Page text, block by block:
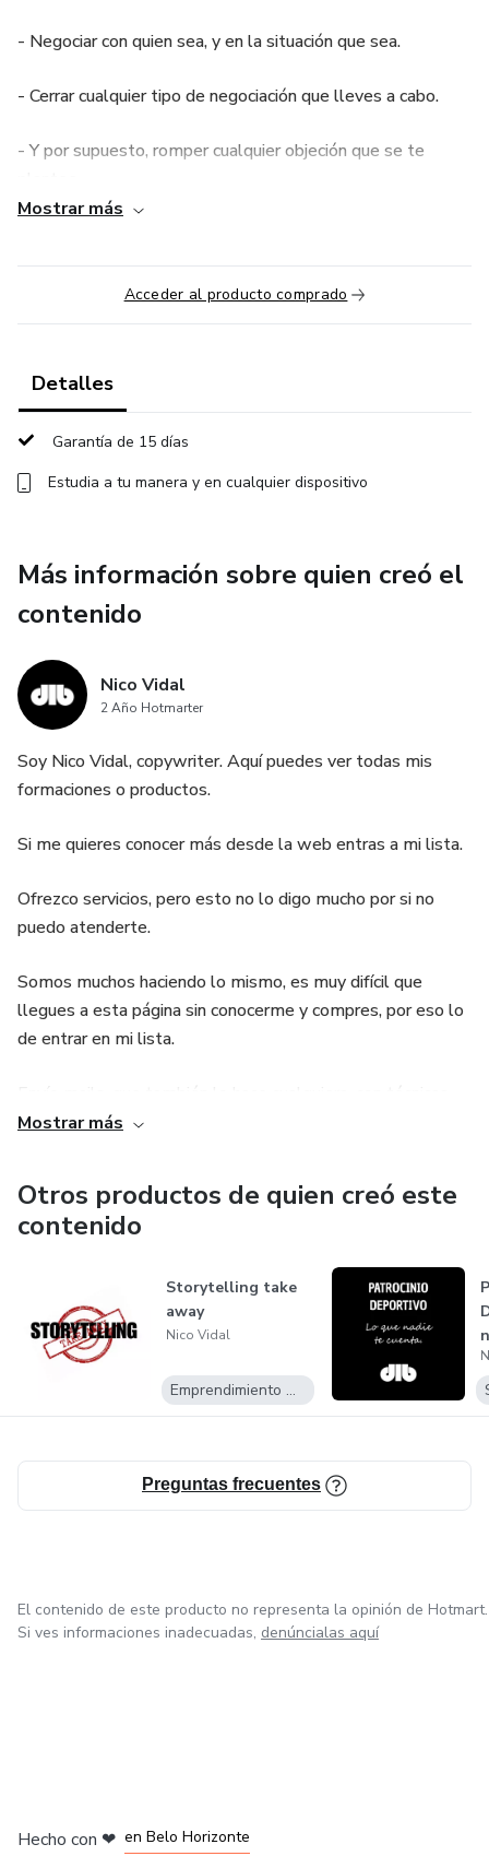
- Negociar con quien sea, y en la situación que sea.
- Cerrar cualquier tipo de negociación que lleves a cabo.
- Y por supuesto, romper cualquier objeción que se te
esa lista de contactos que tienes en el olvido, y son
clientes potenciales.
Mostrar más
Acceder al producto comprado
Detalles
Garantía de 15 días
Estudia a tu manera y en cualquier dispositivo
Más información sobre quien creó el
contenido
Nico Vidal
2 Año Hotmarter
Soy Nico Vidal, copywriter. Aquí puedes ver todas mis
formaciones o productos.
Si me quieres conocer más desde la web entras a mi lista.
Ofrezco servicios, pero esto no lo digo mucho por si no
puedo atenderte.
Somos muchos haciendo lo mismo, es muy difícil que
llegues a esta página sin conocerme y compres, por eso lo
de entrar en mi lista.
de venta, historias que sirven para tu negocio, vivencias, lo
Hasta aquí ya ves que soy otro más, simplemente tengo
mi estilo y quizás sea eso lo que pueda gustarte.
Mostrar más
Otros productos de quien creó este
contenido
Storytelling take
away
Nico Vidal
Emprendimiento Digital
Preguntas frecuentes
El contenido de este producto no representa la opinión de Hotmart.
Si ves informaciones inadecuadas, denúncialas aquí
Hecho con ❤ en Belo Horizonte